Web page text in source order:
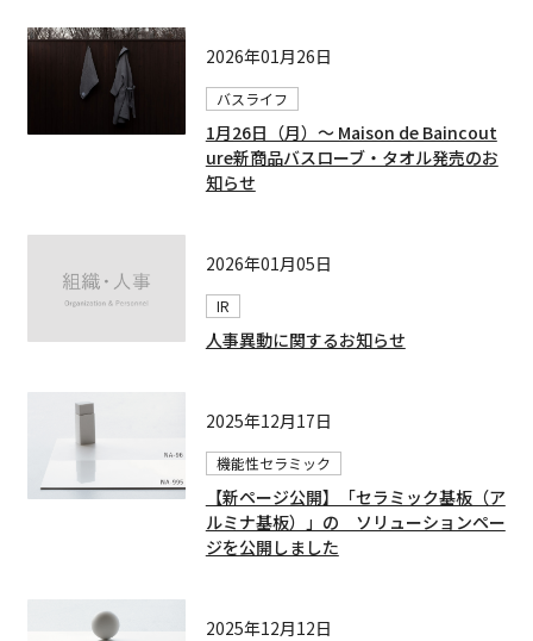
2026年01月26日
バスライフ
1月26日（月）〜 Maison de Baincout
ure新商品バスローブ・タオル発売のお
知らせ
2026年01月05日
IR
人事異動に関するお知らせ
2025年12月17日
機能性セラミック
【新ページ公開】「セラミック基板（ア
ルミナ基板）」の ソリューションペー
ジを公開しました
2025年12月12日